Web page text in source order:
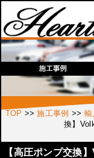
TOP >>施工事例 >> 輸
換】
【高圧ポンプ交